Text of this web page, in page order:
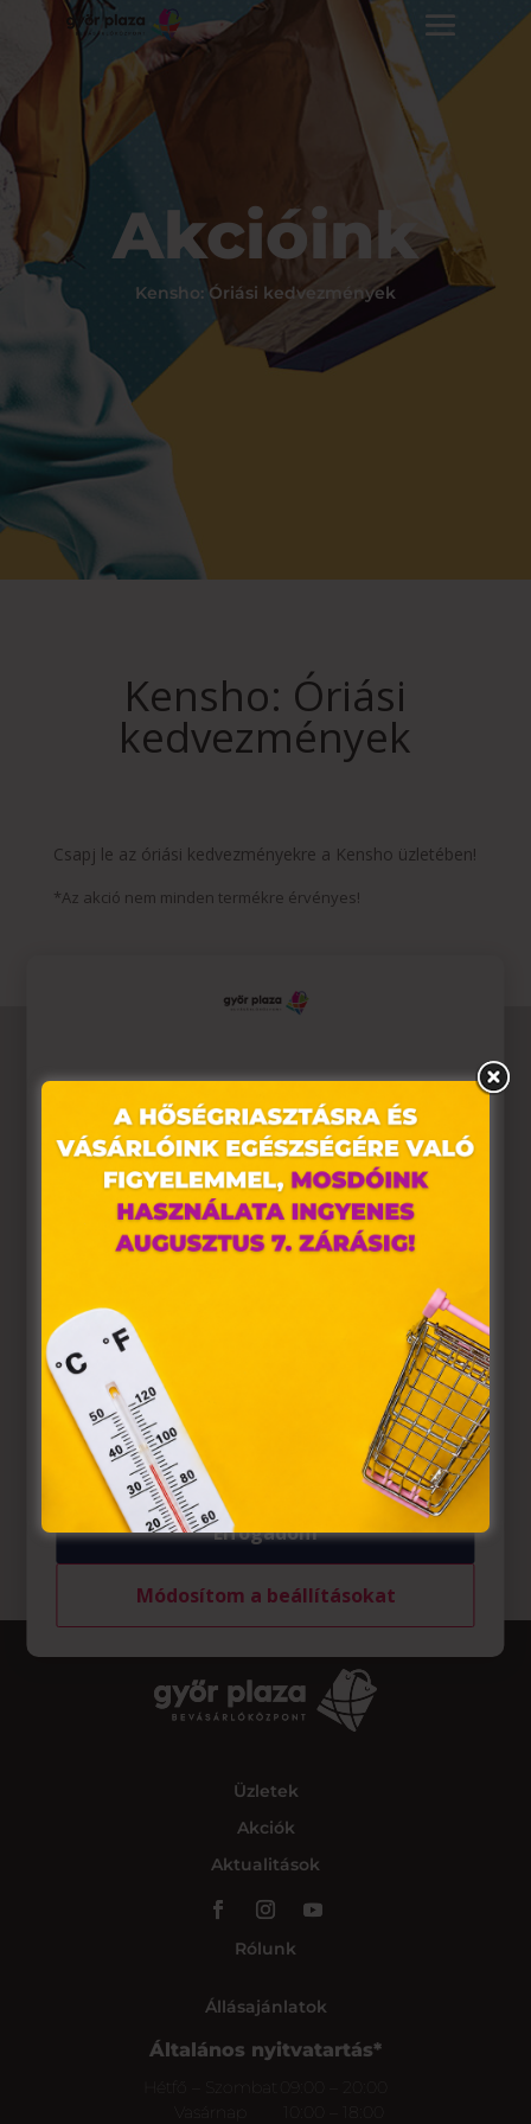
Akcióink
Kensho: Óriási kedvezmények
Kensho: Óriási
kedvezmények
Csapj le az óriási kedvezményekre a Kensho üzletében!
*Az akció nem minden termékre érvényes!
Üzletek
Akciók
Aktualitások
Rólunk
Állásajánlatok
Általános nyitvatartás*
Ez az oldal sütiket használ
Weboldalunkon „cookie"-kat (továbbiakban „süti")
alkalmazunk. Ezek olyan fájlok, melyek információt
tárolnak webes böngészőjében. Ehhez az Ön
hozzájárulása szükséges.
A „sütiket" az elektronikus hírközlésről szóló 2003. évi C.
törvény, az elektronikus kereskedelmi szolgáltatások, az
információs társadalommal összefüggő szolgáltatások
egyes kérdéseiről szóló 2001. évi CVIII. törvény, valamint
az Európai Unió előírásainak megfelelően használjuk.
Azon weblapoknak, melyek az Európai Unió országain
belül működnek, a „sütik" használatához, és ezeknek a
felhasználó számítógépén vagy egyéb eszközén történő
tárolásához a felhasználók hozzájárulását kell kérniük.
Elfogadom
Módosítom a beállításokat